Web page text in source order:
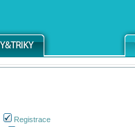
Registrace